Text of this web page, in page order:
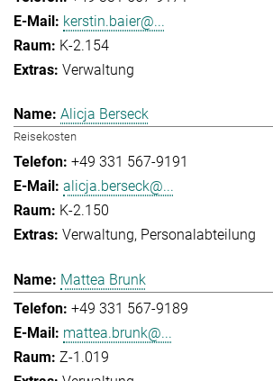
kerstin.baier@...
K-2.154
Verwaltung
Alicja Berseck
Reisekosten
+49 331 567-9191
alicja.berseck@...
K-2.150
Verwaltung Personalabteilung
Mattea Brunk
+49 331 567-9189
mattea.brunk@...
Z-1.019